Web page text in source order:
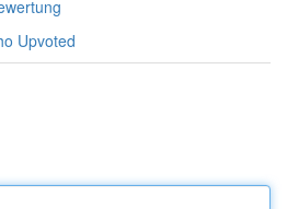
Upvoted